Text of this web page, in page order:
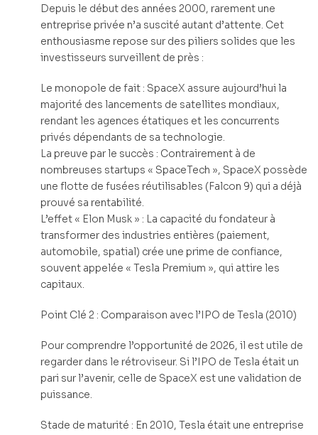
Depuis le début des années 2000, rarement une
entreprise privée n’a suscité autant d’attente. Cet
enthousiasme repose sur des piliers solides que les
investisseurs surveillent de près :
Le monopole de fait : SpaceX assure aujourd’hui la
majorité des lancements de satellites mondiaux,
rendant les agences étatiques et les concurrents
privés dépendants de sa technologie.
La preuve par le succès : Contrairement à de
nombreuses startups « SpaceTech », SpaceX possède
une flotte de fusées réutilisables (Falcon 9) qui a déjà
prouvé sa rentabilité.
L’effet « Elon Musk » : La capacité du fondateur à
transformer des industries entières (paiement,
automobile, spatial) crée une prime de confiance,
souvent appelée « Tesla Premium », qui attire les
capitaux.
Point Clé 2 : Comparaison avec l’IPO de Tesla (2010)
Pour comprendre l’opportunité de 2026, il est utile de
regarder dans le rétroviseur. Si l’IPO de Tesla était un
pari sur l’avenir, celle de SpaceX est une validation de
puissance.
Stade de maturité : En 2010, Tesla était une entreprise